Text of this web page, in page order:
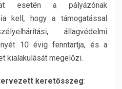
esetén a pályázónak
kell, hogy a támogatással
állagvédelmi
10 évig fenntartja, és a
kialakulását megelőzi.
keretösszeg: